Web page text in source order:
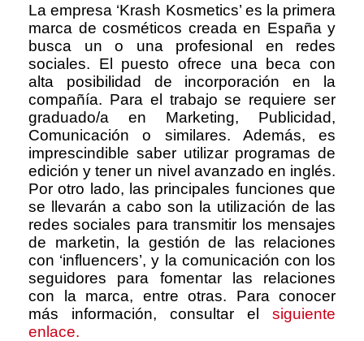
La empresa ‘Krash Kosmetics’ es la primera
marca de cosméticos creada en España y
busca un o una profesional en redes
sociales. El puesto ofrece una beca con
alta posibilidad de incorporación en la
compañía. Para el trabajo se requiere ser
graduado/a en Marketing, Publicidad,
Comunicación o similares. Además, es
imprescindible saber utilizar programas de
edición y tener un nivel avanzado en inglés.
Por otro lado, las principales funciones que
se llevarán a cabo son la utilización de las
redes sociales para transmitir los mensajes
de marketin, la gestión de las relaciones
con ‘influencers’, y la comunicación con los
seguidores para fomentar las relaciones
con la marca, entre otras. Para conocer
más información, consultar el siguiente
enlace.